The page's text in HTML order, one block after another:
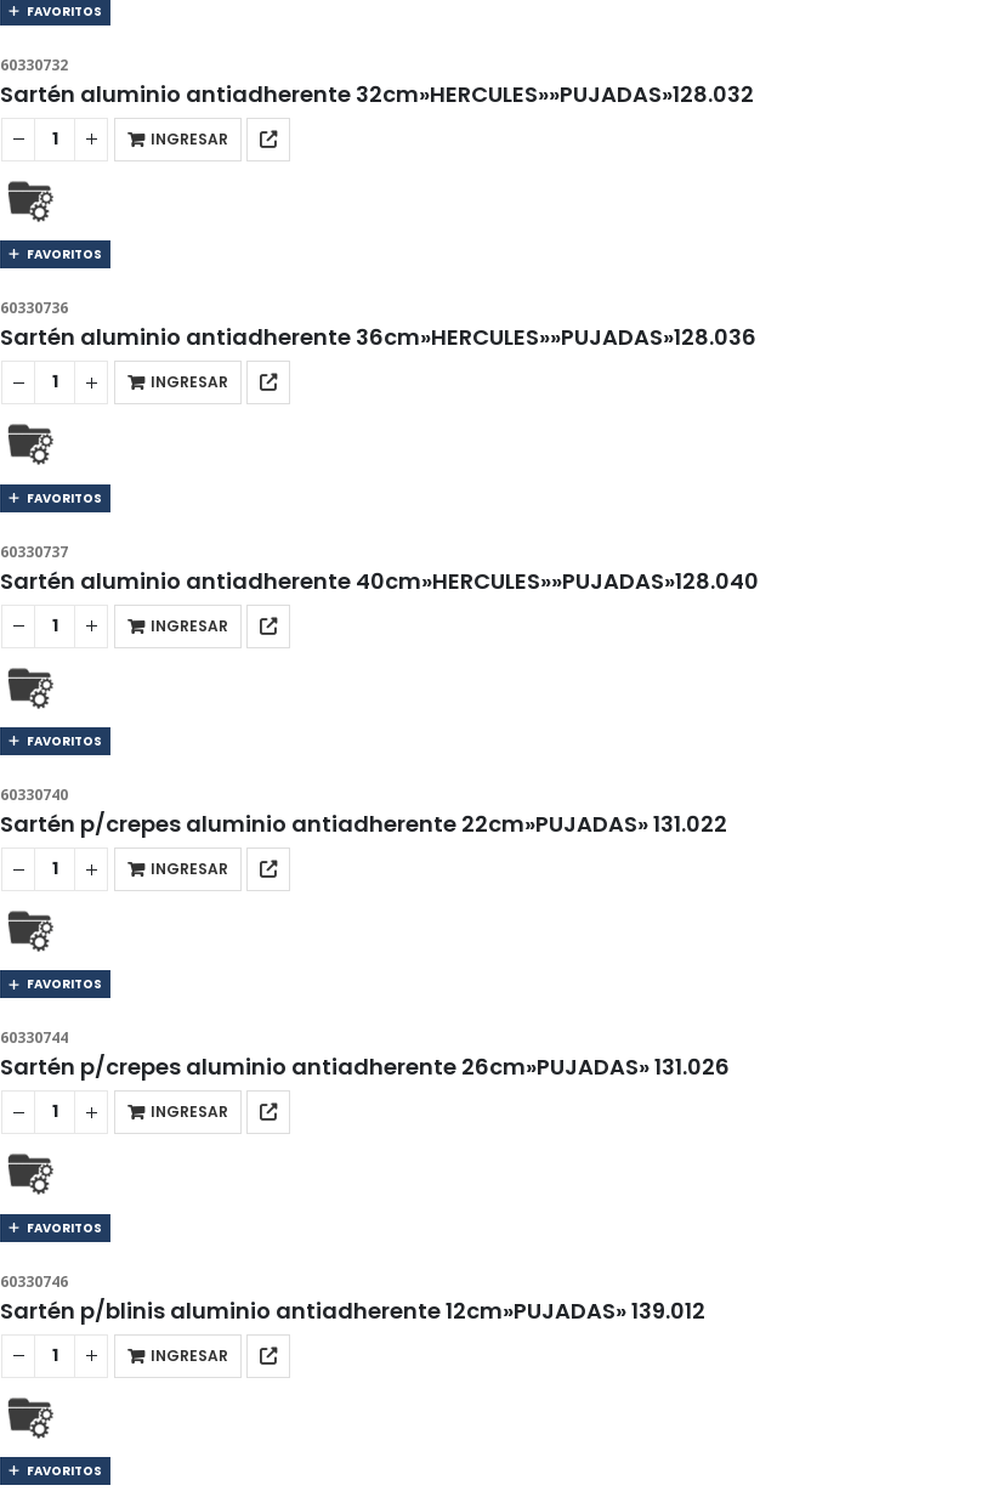
FAVORITOS
60330732
Sartén aluminio antiadherente 32cm»HERCULES»»PUJADAS»128.032
INGRESAR
FAVORITOS
60330736
Sartén aluminio antiadherente 36cm»HERCULES»»PUJADAS»128.036
INGRESAR
FAVORITOS
60330737
Sartén aluminio antiadherente 40cm»HERCULES»»PUJADAS»128.040
INGRESAR
FAVORITOS
60330740
Sartén p/crepes aluminio antiadherente 22cm»PUJADAS» 131.022
INGRESAR
FAVORITOS
60330744
Sartén p/crepes aluminio antiadherente 26cm»PUJADAS» 131.026
INGRESAR
FAVORITOS
60330746
Sartén p/blinis aluminio antiadherente 12cm»PUJADAS» 139.012
INGRESAR
FAVORITOS